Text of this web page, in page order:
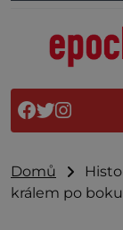
Domů
králem po boku